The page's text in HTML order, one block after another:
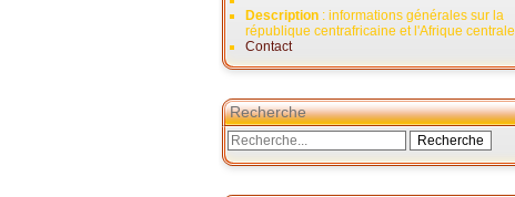
Description : informations générales sur la
république centrafricaine et l'Afrique centrale
Contact
Recherche